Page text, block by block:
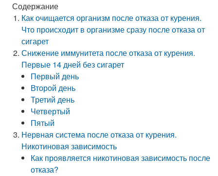
Содержание
Как очищается организм после отказа от курения.
Что происходит в организме сразу после отказа от
сигарет
Снижение иммунитета после отказа от курения.
Первые 14 дней без сигарет
Первый день
Второй день
Третий день
Четвертый
Пятый
Нервная система после отказа от курения.
Никотиновая зависимость
Как проявляется никотиновая зависимость после
отказа?